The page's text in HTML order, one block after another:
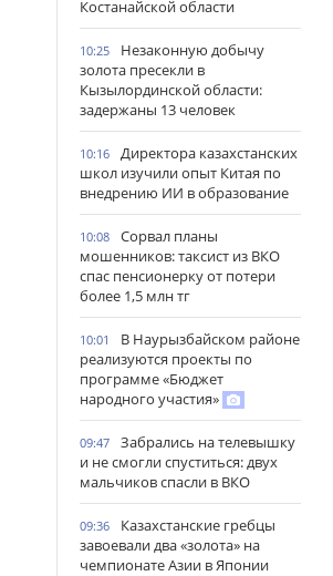
Костанайской области
10:25
Незаконную добычу
золота пресекли в
Кызылординской области:
задержаны 13 человек
10:16
Директора казахстанских
школ изучили опыт Китая по
внедрению ИИ в образование
10:08
Сорвал планы
мошенников: таксист из ВКО
спас пенсионерку от потери
более 1,5 млн тг
10:01
В Наурызбайском районе
реализуются проекты по
программе «Бюджет
народного участия»
09:47
Забрались на телевышку
и не смогли спуститься: двух
мальчиков спасли в ВКО
09:36
Казахстанские гребцы
завоевали два «золота» на
чемпионате Азии в Японии